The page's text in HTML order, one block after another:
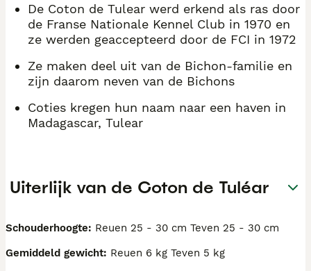
De Coton de Tulear werd erkend als ras door
de Franse Nationale Kennel Club in 1970 en
ze werden geaccepteerd door de FCI in 1972
Ze maken deel uit van de Bichon-familie en
zijn daarom neven van de Bichons
Coties kregen hun naam naar een haven in
Madagascar, Tulear
Uiterlijk van de Coton de Tuléar
Schouderhoogte: Reuen 25 - 30 cm Teven 25 - 30 cm
Gemiddeld gewicht: Reuen 6 kg Teven 5 kg